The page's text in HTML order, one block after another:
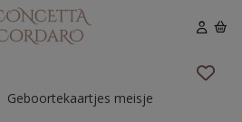
Geboortekaartjes meisje